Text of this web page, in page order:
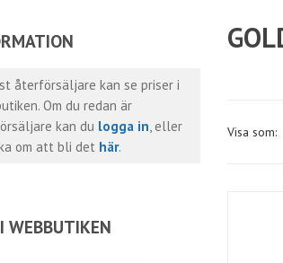
återförsäljare kan se priser i
Om du redan är
kan du logga in, eller
om att bli det här.
WEBBUTIKEN
Visa som: